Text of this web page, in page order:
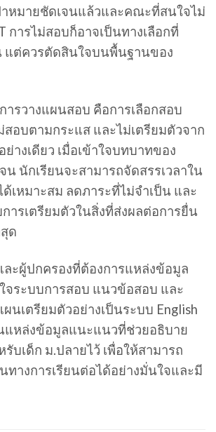
าหมายชัดเจนแล้วและคณะที่สนใจไม่
การไม่สอบก็อาจเป็นทางเลือกที่
แต่ควรตัดสินใจบนพื้นฐานของ
รวางแผนสอบ คือการเลือกสอบ
สอบตามกระแส และไม่เตรียมตัวจาก
ย่างเดียว เมื่อเข้าใจบทบาทของ
น นักเรียนจะสามารถจัดสรรเวลาใน
เหมาะสม ลดภาระที่ไม่จำเป็น และ
ารเตรียมตัวในสิ่งที่ส่งผลต่อการยื่น
ด
ละผู้ปกครองที่ต้องการแหล่งข้อมูล
จระบบการสอบ แนวข้อสอบ และ
นเตรียมตัวอย่างเป็นระบบ English
แหล่งข้อมูลแนะแนวที่ช่วยอธิบาย
รับเด็ก ม.ปลายไว้ เพื่อให้สามารถ
ทางการเรียนต่อได้อย่างมั่นใจและมี